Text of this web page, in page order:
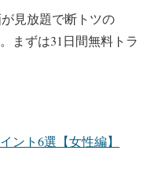
が⾒放題で断トツの
まずは31日間無料トラ
ント6選【女性編】